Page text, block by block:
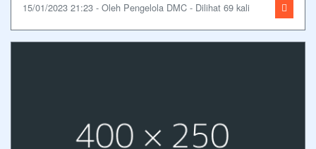
15/01/2023 21:23 - Oleh Pengelola DMC - Dilihat 69 kali